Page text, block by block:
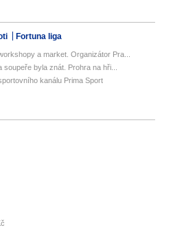
Fortuna liga
a market. Organizátor Pra...
byla znát. Prohra na hři...
kanálu Prima Sport